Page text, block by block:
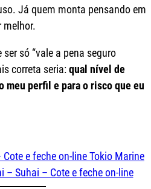
Já quem monta pensando em
melhor.
só “vale a pena seguro
correta seria:qual nível de
meu perfil e para o risco que eu
e feche on-line Tokio Marine
– Suhai – Cote e feche on-line